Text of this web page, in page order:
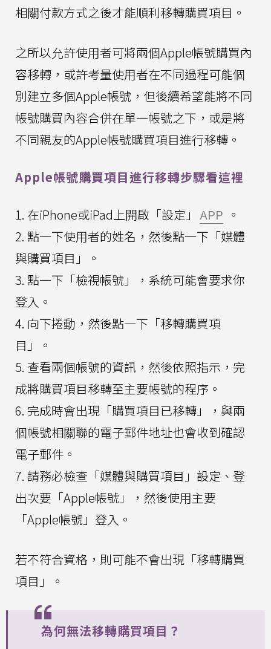
相關付款方式之後才能順利移轉購買項目。
之所以允許使用者可將兩個Apple帳號購買內
容移轉，或許考量使用者在不同過程可能個
別建立多個Apple帳號，但後續希望能將不同
帳號購買內容合併在單一帳號之下，或是將
不同親友的Apple帳號購買項目進行移轉。
Apple帳號購買項目進行移轉步驟看這裡
1. 在iPhone或iPad上開啟「設定」 APP 。
2. 點一下使用者的姓名，然後點一下「媒體
與購買項目」。
3. 點一下「檢視帳號」，系統可能會要求你
登入。
4. 向下捲動，然後點一下「移轉購買項
目」。
5. 查看兩個帳號的資訊，然後依照指示，完
成將購買項目移轉至主要帳號的程序。
6. 完成時會出現「購買項目已移轉」，與兩
個帳號相關聯的電子郵件地址也會收到確認
電子郵件。
7. 請務必檢查「媒體與購買項目」設定、登
出次要「Apple帳號」，然後使用主要
「Apple帳號」登入。
若不符合資格，則可能不會出現「移轉購買
項目」。
為何無法移轉購買項目？